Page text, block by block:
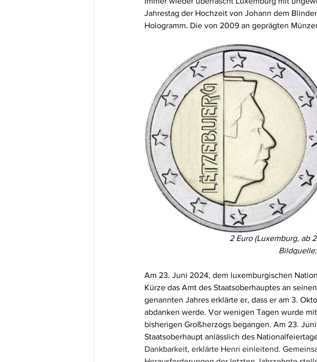
Jahrestag der Hochzeit von Johann dem
Hologramm. Die von 2009 an geprägten
2 Euro (Luxemburg, ab
Am 23. Juni 2024, dem luxemburgischen
Kürze das Amt des Staatsoberhauptes an
genannten Jahres erklärte er, dass er am 3.
abdanken werde. Vor wenigen Tagen wurde
bisherigen Großherzogs begangen. Am 23.
Staatsoberhaupt anlässlich des
Dankbarkeit, erklärte Henri einleitend.